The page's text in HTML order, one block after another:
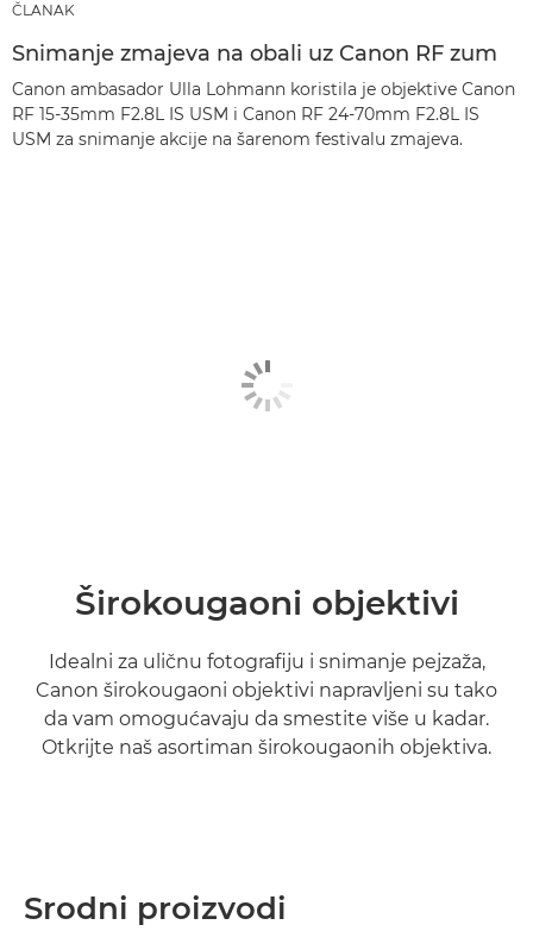
ČLANAK
Snimanje zmajeva na obali uz Canon RF zum
Canon ambasador Ulla Lohmann koristila je objektive Canon
RF 15-35mm F2.8L IS USM i Canon RF 24-70mm F2.8L IS
USM za snimanje akcije na šarenom festivalu zmajeva.
Širokougaoni objektivi
Idealni za uličnu fotografiju i snimanje pejzaža,
Canon širokougaoni objektivi napravljeni su tako
da vam omogućavaju da smestite više u kadar.
Otkrijte naš asortiman širokougaonih objektiva.
Srodni proizvodi